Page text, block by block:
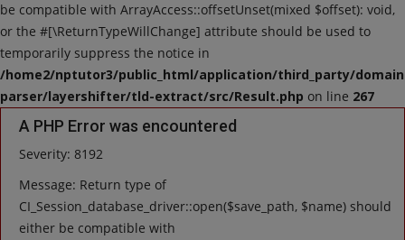
be compatible with ArrayAccess::offsetUnset(mixed $offset): void,
or the #[\ReturnTypeWillChange] attribute should be used to
temporarily suppress the notice in
/home2/nptutor3/public_html/application/third_party/
parser/layershifter/tld-extract/src/Result.php on line 267
A PHP Error was encountered
Severity: 8192
Message: Return type of
CI_Session_database_driver::open($save_path, $name) should
either be compatible with
Language
English Hindi